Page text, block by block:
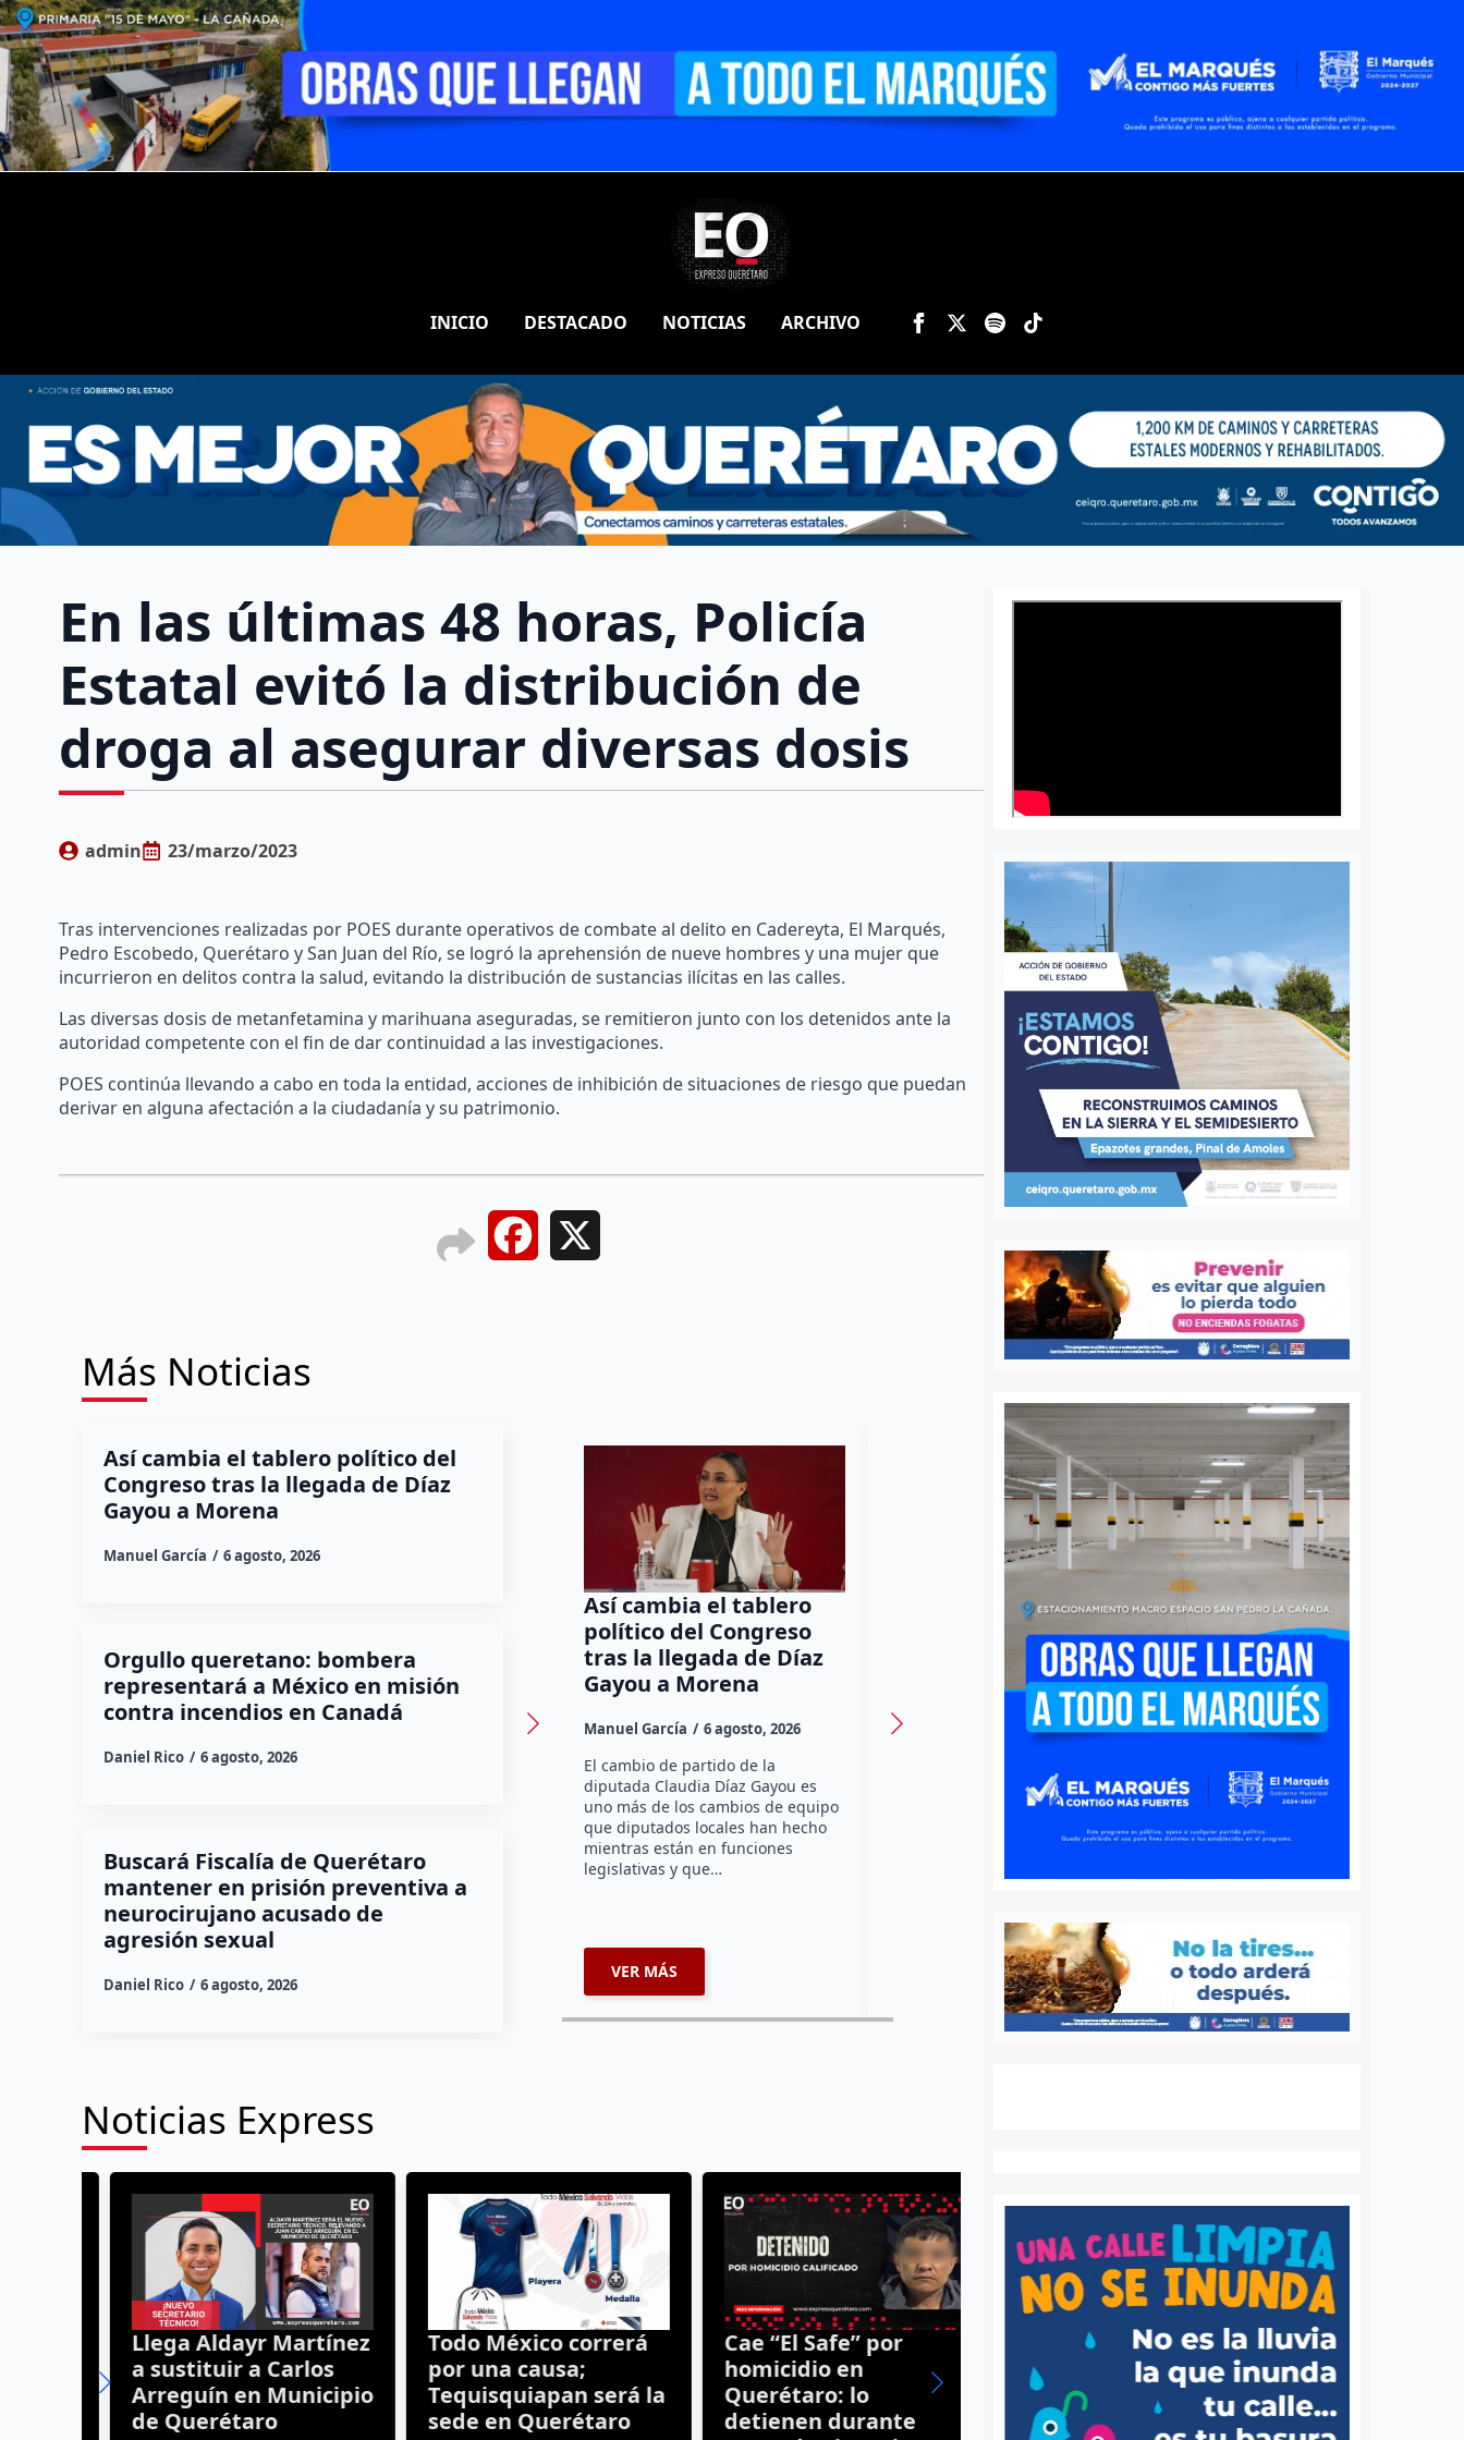
INICIO DESTACADO NOTICIAS ARCHIVO
En las últimas 48 horas, Policía
Estatal evitó la distribución de
droga al asegurar diversas dosis
admin 23/marzo/2023
Tras intervenciones realizadas por POES durante operativos de combate al delito en Cadereyta, El Marqués,
Pedro Escobedo, Querétaro y San Juan del Río, se logró la aprehensión de nueve hombres y una mujer que
incurrieron en delitos contra la salud, evitando la distribución de sustancias ilícitas en las calles.
Las diversas dosis de metanfetamina y marihuana aseguradas, se remitieron junto con los detenidos ante la
autoridad competente con el fin de dar continuidad a las investigaciones.
POES continúa llevando a cabo en toda la entidad, acciones de inhibición de situaciones de riesgo que puedan
derivar en alguna afectación a la ciudadanía y su patrimonio.
Facebook
Más Noticias
Así cambia el tablero político del
Congreso tras la llegada de Díaz
Gayou a Morena
Manuel García 6 agosto, 2026
Orgullo queretano: bombera
representará a México en misión
contra incendios en Canadá
Daniel Rico 6 agosto, 2026
Buscará Fiscalía de Querétaro
mantener en prisión preventiva a
neurocirujano acusado de
agresión sexual
Daniel Rico 6 agosto, 2026
Así cambia el tablero
político del Congreso
tras la llegada de Díaz
Gayou a Morena
Manuel García 6 agosto, 2026
El cambio de partido de la
diputada Claudia Díaz Gayou es
uno más de los cambios de equipo
que diputados locales han hecho
mientras están en funciones
legislativas y que…
VER MÁS
Orgullo queretano:
bombera representará
a México en misión
contra incendios en
Canadá
La bombera voluntaria Beatriz,
integrante de los cuerpos de
Bomberos Voluntarios de Ezequiel
representará a Querétaro en la
Buscará Fiscalía de
Querétaro mantener en
prisión preventiva a
neurocirujano acusado
de agresión sexual
La Fiscalía General del Estado de
Querétaro afirmó que agotará
todos los recursos legales para
prisión preventiva justificada en
VER MÁS
Noticias Express
Llega Aldayr Martínez
a sustituir a Carlos
Arreguín en Municipio
de Querétaro
Todo México correrá
por una causa;
Tequisquiapan será la
sede en Querétaro
Cae “El Safe” por
homicidio en
Querétaro: lo
detienen durante
Dos personas son
rescatadas tras
volcadura en la
autopista 57
Cantinas de
Querétaro
dinero tras
hasta 25 mil